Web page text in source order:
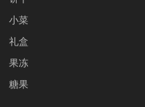
小菜
礼盒
果冻
糖果